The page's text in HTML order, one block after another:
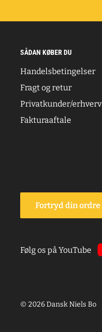
SÅDAN KØBER DU
Handelsbetingelser
Fragt og retur
Privatkunder/erhverv
Fakturaaftale
Fortryd din ordre
Følg os på YouTube
© 2026 Dansk Niels Bo